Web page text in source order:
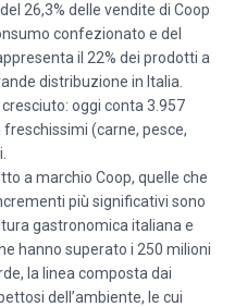
26,3% delle vendite di Coop
confezionato e del
il 22% dei prodotti a
distribuzione in Italia.
oggi conta 3.957
(carne, pesce,
a marchio Coop, quelle che
più significativi sono
gastronomica italiana e
hanno superato i 250 milioni
la linea composta dai
dell’ambiente, le cui